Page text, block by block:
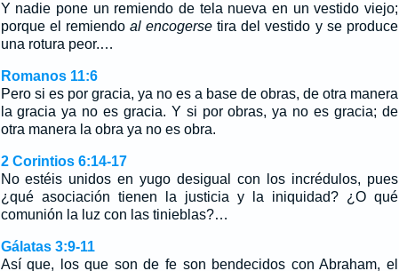
Y nadie pone un remiendo de tela nueva en un vestido viejo;
porque el remiendo al encogerse tira del vestido y se produce
una rotura peor.…
Romanos 11:6
Pero si es por gracia, ya no es a base de obras, de otra manera
la gracia ya no es gracia. Y si por obras, ya no es gracia; de
otra manera la obra ya no es obra.
2 Corintios 6:14-17
No estéis unidos en yugo desigual con los incrédulos, pues
¿qué asociación tienen la justicia y la iniquidad? ¿O qué
comunión la luz con las tinieblas?…
Gálatas 3:9-11
Así que, los que son de fe son bendecidos con Abraham, el